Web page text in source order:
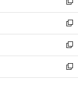
開
く
ド
ウ
で
開
く
ィ
ン
ド
ウ
で
開
く
い
ウ
ィ
ン
ド
ウ
で
開
新
し
い
ウ
ィ
ン
ド
ウ
新
し
い
ウ
ィ
ン
新
し
い
ウ
新
し